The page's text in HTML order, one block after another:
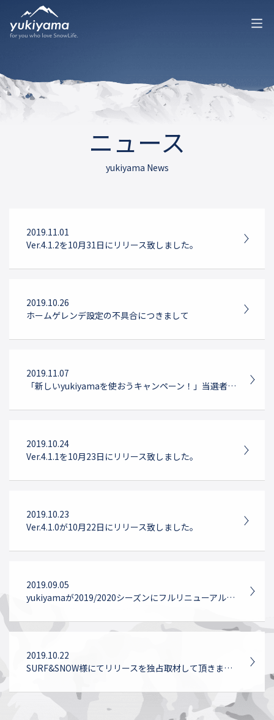
ニュース
yukiyama News
2019.11.01
Ver.4.1.2を10月31日にリリース致しました。
2019.10.26
ホームゲレンデ設定の不具合につきまして
2019.11.07
「新しいyukiyamaを使おうキャンペーン！」当選者発表！！
2019.10.24
Ver.4.1.1を10月23日にリリース致しました。
2019.10.23
Ver.4.1.0が10月22日にリリース致しました。
2019.09.05
yukiyamaが2019/2020シーズンにフルリニューアルいたします。
2019.10.22
SURF&SNOW様にてリリースを独占取材して頂きました。